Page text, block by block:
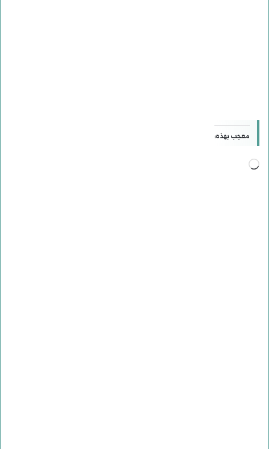
معجب بهذه:
جاري